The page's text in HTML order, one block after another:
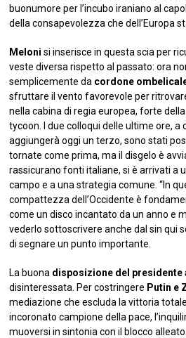
buonumore per l’incubo iraniano al
della consapevolezza che dell’Europa
Meloni si inserisce in questa scia per
veste diversa rispetto al passato: ora
semplicemente da cordone
sfruttare il vento favorevole per
nella cabina di regia europea, forte
tycoon. I due colloqui delle ultime ore, a
aggiungerà oggi un terzo, sono stati
tornate come prima, ma il disgelo è
rassicurano fonti italiane, si è arrivati a
campo e a una strategia comune. “In
compattezza dell’Occidente è
come un disco incantato da un anno e
vederlo sottoscrivere anche dal sin qui
di segnare un punto importante.
La buona disposizione del presidente
disinteressata. Per costringere Putin e
mediazione che escluda la vittoria
incoronato campione della pace,
muoversi in sintonia con il blocco